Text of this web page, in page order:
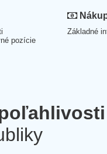
pozície
Základné